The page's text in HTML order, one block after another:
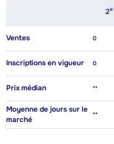
2E
Ventes 0
Inscriptions en vigueur 0
Prix médian **
Moyenne de jours sur le
marché
**